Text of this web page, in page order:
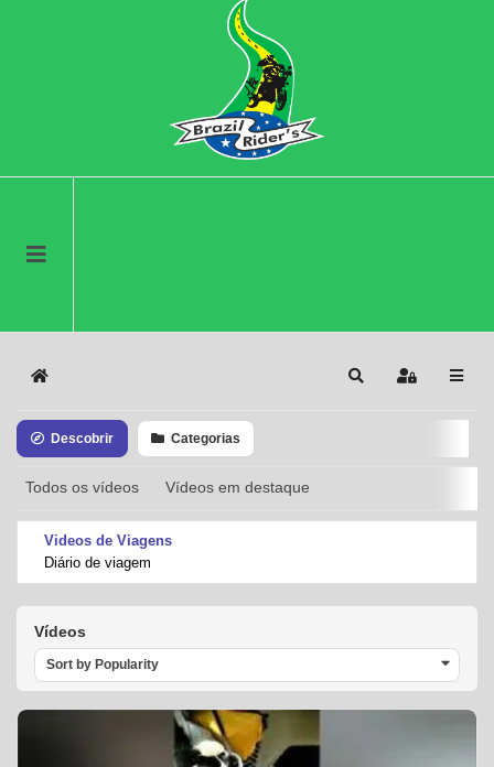
Home SearchSign In
Descobrir Categorias
Todos os vídeos Vídeos em destaque
Videos de Viagens
Diário de viagem
Vídeos
Sort by Popularity